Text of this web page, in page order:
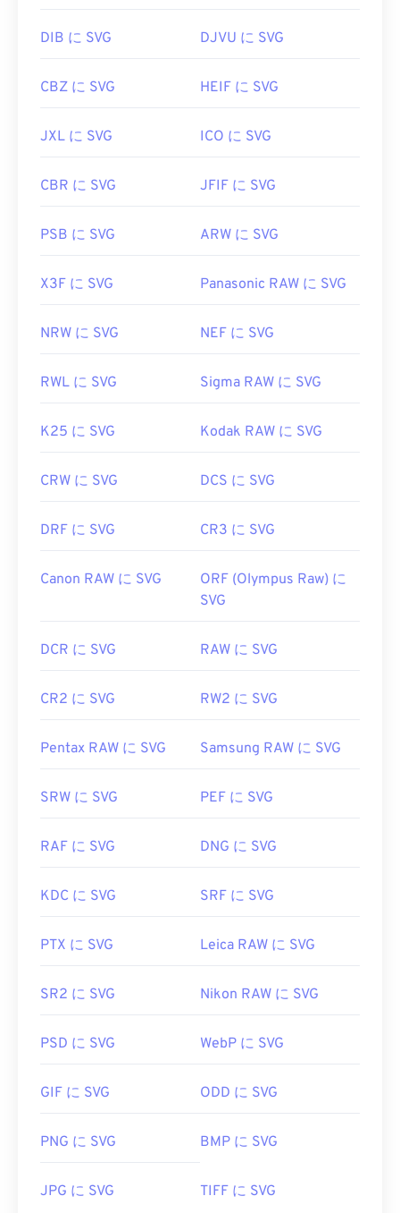
初回リリース:
2001年9月4日
https://www.lifewire.com/svg-file-4120603
ーグラフィックス
DIB に SVG DJVU に SVG
CBZ に SVG HEIF に SVG
JXL に SVG ICO に SVG
CBR に SVG JFIF に SVG
PSB に SVG ARW に SVG
X3F に SVG Panasonic RAW に SVG
NRW に SVG NEF に SVG
RWL に SVG Sigma RAW に SVG
K25 に SVG Kodak RAW に SVG
CRW に SVG DCS に SVG
DRF に SVG CR3 に SVG
Canon RAW に SVG
ORF (Olympus Raw) に
SVG
DCR に SVG RAW に SVG
CR2 に SVG RW2 に SVG
Pentax RAW に SVG Samsung RAW に SVG
SRW に SVG PEF に SVG
RAF に SVG DNG に SVG
KDC に SVG SRF に SVG
PTX に SVG Leica RAW に SVG
SR2 に SVG Nikon RAW に SVG
PSD に SVG WebP に SVG
GIF に SVG ODD に SVG
PNG に SVG BMP に SVG
JPG に SVG TIFF に SVG